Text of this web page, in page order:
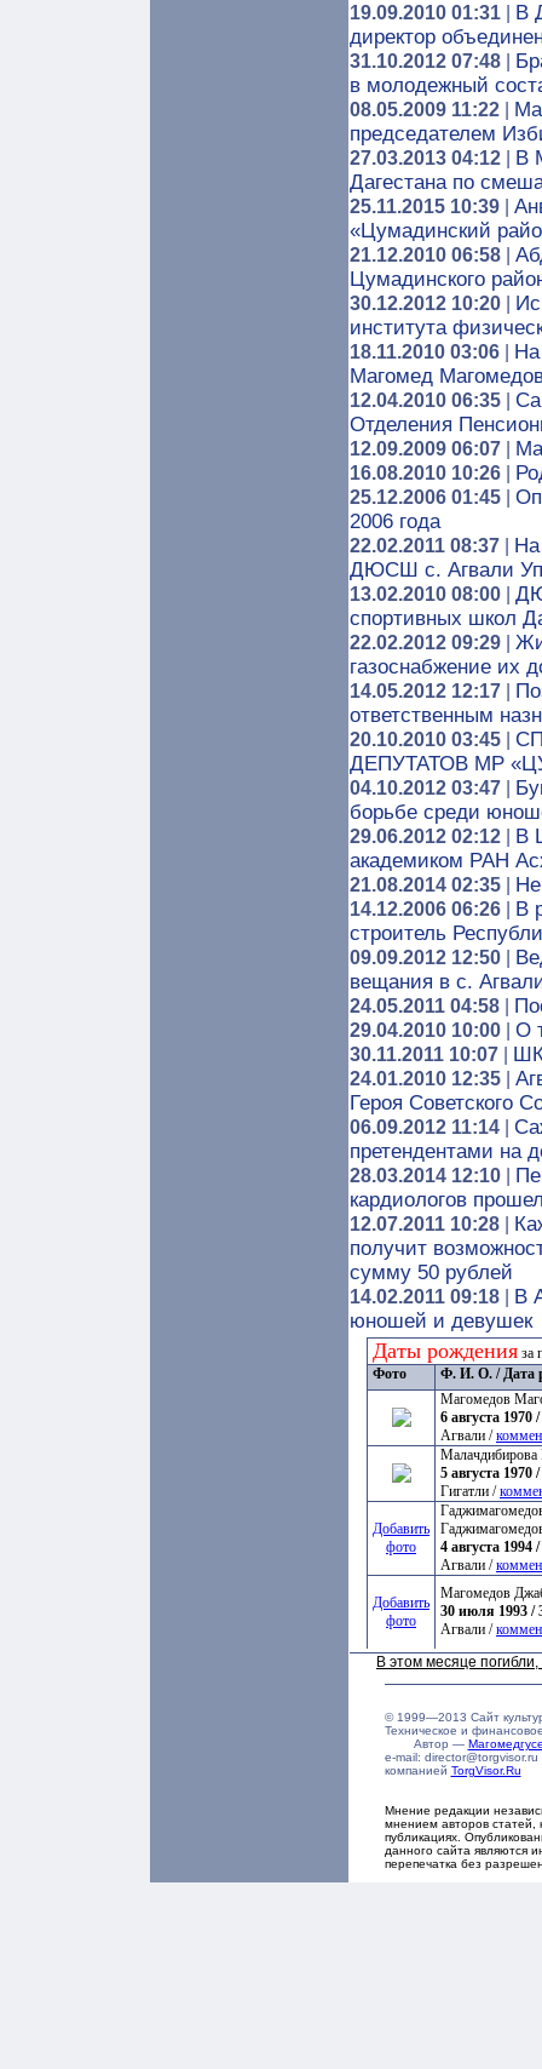
19.09.2010 01:31
В
директор
31.10.2012 07:48
в молодежный
08.05.2009 11:22
председателем
27.03.2013 04:12
В
Дагестана по
25.11.2015 10:39
«Цумадинский
21.12.2010 06:58
Цумадинского
30.12.2012 10:20
института
18.11.2010 03:06
На
Магомед
12.04.2010 06:35
Отделения
12.09.2009 06:07
16.08.2010 10:26
25.12.2006 01:45
2006 года
22.02.2011 08:37
На
ДЮСШ с. Агвали
13.02.2010 08:00
спортивных школ
22.02.2012 09:29
газоснабжение их
14.05.2012 12:17
ответственным
20.10.2010 03:45
ДЕПУТАТОВ MP
04.10.2012 03:47
борьбе среди
29.06.2012 02:12
В
академиком РАН
21.08.2014 02:35
14.12.2006 06:26
В
строитель
09.09.2012 12:50
вещания в с.
24.05.2011 04:58
29.04.2010 10:00 О
30.11.2011 10:07
24.01.2010 12:35
Героя Советского
06.09.2012 11:14
претендентами на
28.03.2014 12:10
кардиологов
12.07.2011 10:28
получит
сумму 50 рублей
14.02.2011 09:18
В
юношей и девушек
Даты рождения за
Фото
Ф. И. О. / Дата
Магомедов
6 августа 1970
Агвали /
5 августа 1970
Гигатли /
Добавить
фото
4 августа 1994
Агвали /
Добавить
фото
Магомедов
30 июля 1993 /
Агвали /
В этом месяце
© 1999—2013 Сайт
Техническое и
Автор —
e-mail:
компанией TorgVisor.Ru
Мнение редакции
мнением авторов статей,
публикациях.
данного сайта являются
перепечатка без